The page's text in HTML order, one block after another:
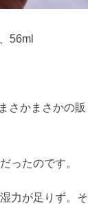
56ml
さかまさかの販
ったのです。
力が足りず。そ